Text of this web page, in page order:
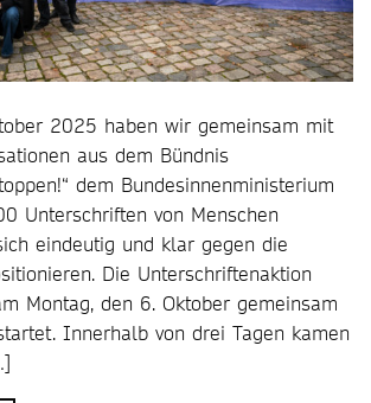
2025 haben wir gemeinsam mit
aus dem Bündnis
dem Bundesinnenministerium
Unterschriften von Menschen
eindeutig und klar gegen die
Die Unterschriftenaktion
Montag, den 6. Oktober gemeinsam
Innerhalb von drei Tagen kamen